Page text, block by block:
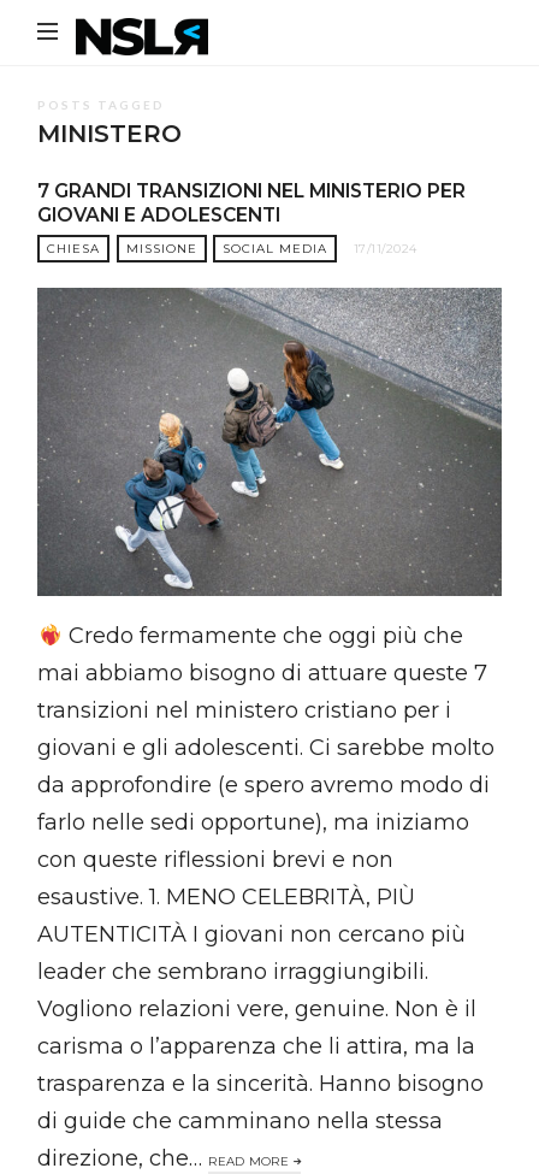
Noi
Siamo
POSTS TAGGED
MINISTERO
7 GRANDI TRANSIZIONI NEL MINISTERIO PER
GIOVANI E ADOLESCENTI
CHIESA MISSIONE SOCIAL MEDIA 17/11/2024
Credo fermamente che oggi più che
mai abbiamo bisogno di attuare queste 7
transizioni nel ministero cristiano per i
giovani e gli adolescenti. Ci sarebbe molto
da approfondire (e spero avremo modo di
farlo nelle sedi opportune), ma iniziamo
con queste riflessioni brevi e non
esaustive. 1. MENO CELEBRITÀ, PIÙ
AUTENTICITÀ I giovani non cercano più
leader che sembrano irraggiungibili.
Vogliono relazioni vere, genuine. Non è il
carisma o l’apparenza che li attira, ma la
trasparenza e la sincerità. Hanno bisogno
di guide che camminano nella stessa
direzione, che… READ MORE